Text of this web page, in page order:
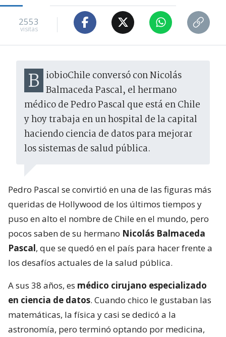
2553
visitas
BiobioChile conversó con Nicolás Balmaceda Pascal, el hermano
médico de Pedro Pascal que está en Chile
y hoy trabaja en un hospital de la capital
haciendo ciencia de datos para mejorar
los sistemas de salud pública.
Pedro Pascal se convirtió en una de las figuras más
queridas de Hollywood de los últimos tiempos y
puso en alto el nombre de Chile en el mundo, pero
pocos saben de su hermano Nicolás Balmaceda
Pascal, que se quedó en el país para hacer frente a
los desafíos actuales de la salud pública.
A sus 38 años, es médico cirujano especializado
en ciencia de datos. Cuando chico le gustaban las
matemáticas, la física y casi se dedicó a la
astronomía, pero terminó optando por medicina,